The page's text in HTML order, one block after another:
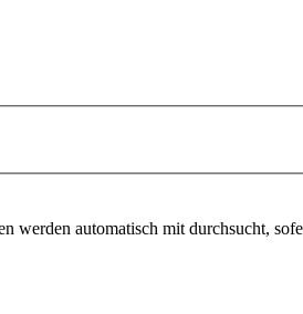
werden automatisch mit durchsucht,